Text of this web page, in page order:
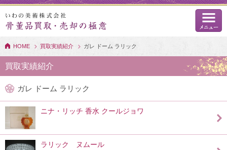
HOME 買取実績紹介 ガレ ドーム ラリック
買取実績紹介
ガレ ドーム ラリック
ニナ・リッチ 香水 クールジョワ
ラリック ヌムール